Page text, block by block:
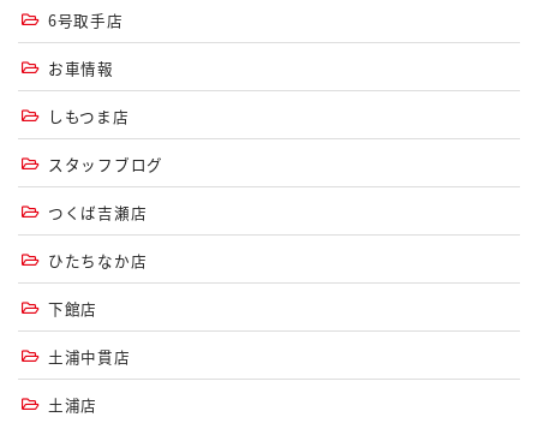
6号取手店
お車情報
しもつま店
スタッフブログ
つくば吉瀬店
ひたちなか店
下館店
土浦中貫店
土浦店